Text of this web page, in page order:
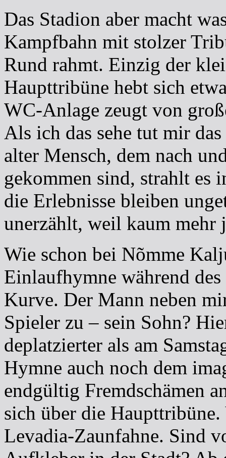
Das Stadion aber macht
Kampfbahn mit stolzer
Rund rahmt. Einzig der
Haupttribüne hebt sich
WC-Anlage zeugt von
Als ich das sehe tut mir
alter Mensch, dem nach
gekommen sind, strahlt es
die Erlebnisse bleiben
unerzählt, weil kaum mehr
Wie schon bei Nõmme
Einlaufhymne während
Kurve. Der Mann neben
Spieler zu – sein Sohn?
deplatzierter als am
Hymne auch noch dem
endgültig Fremdschämen
sich über die
Levadia-Zaunfahne. Sind